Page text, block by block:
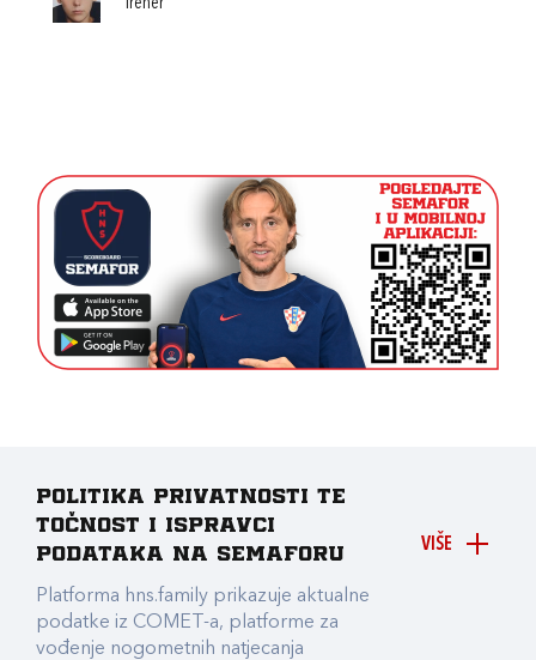
Trener
VIŠE
Politika privatnosti te
točnost i ispravci
podataka na Semaforu
Platforma hns.family prikazuje aktualne
podatke iz COMET-a, platforme za
vođenje nogometnih natjecanja